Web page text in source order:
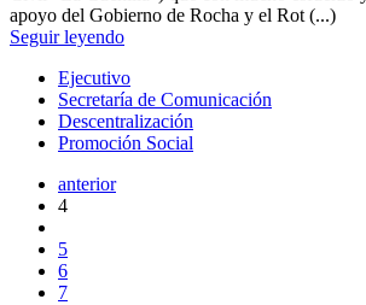
apoyo del Gobierno de Rocha y el Rot (...)
Seguir leyendo
Ejecutivo
Secretaría de Comunicación
Descentralización
Promoción Social
anterior
4
5
6
7